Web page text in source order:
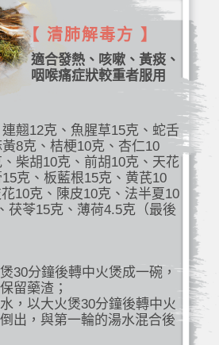
【 清肺解毒方 】
適合發熱、咳嗽、黃痰、
咽喉痛症狀較重者服用
翹12克、魚腥草15克、蛇舌
8克、桔梗10克、杏仁10
柴胡10克、前胡10克、天花
克、板藍根15克、黄芪10
10克、陳皮10克、法半夏10
茯苓15克、薄荷4.5克（最後
30分鐘後轉中火煲成一碗，
留藥渣；
，以大火煲30分鐘後轉中火
出，與第一輪的湯水混合後